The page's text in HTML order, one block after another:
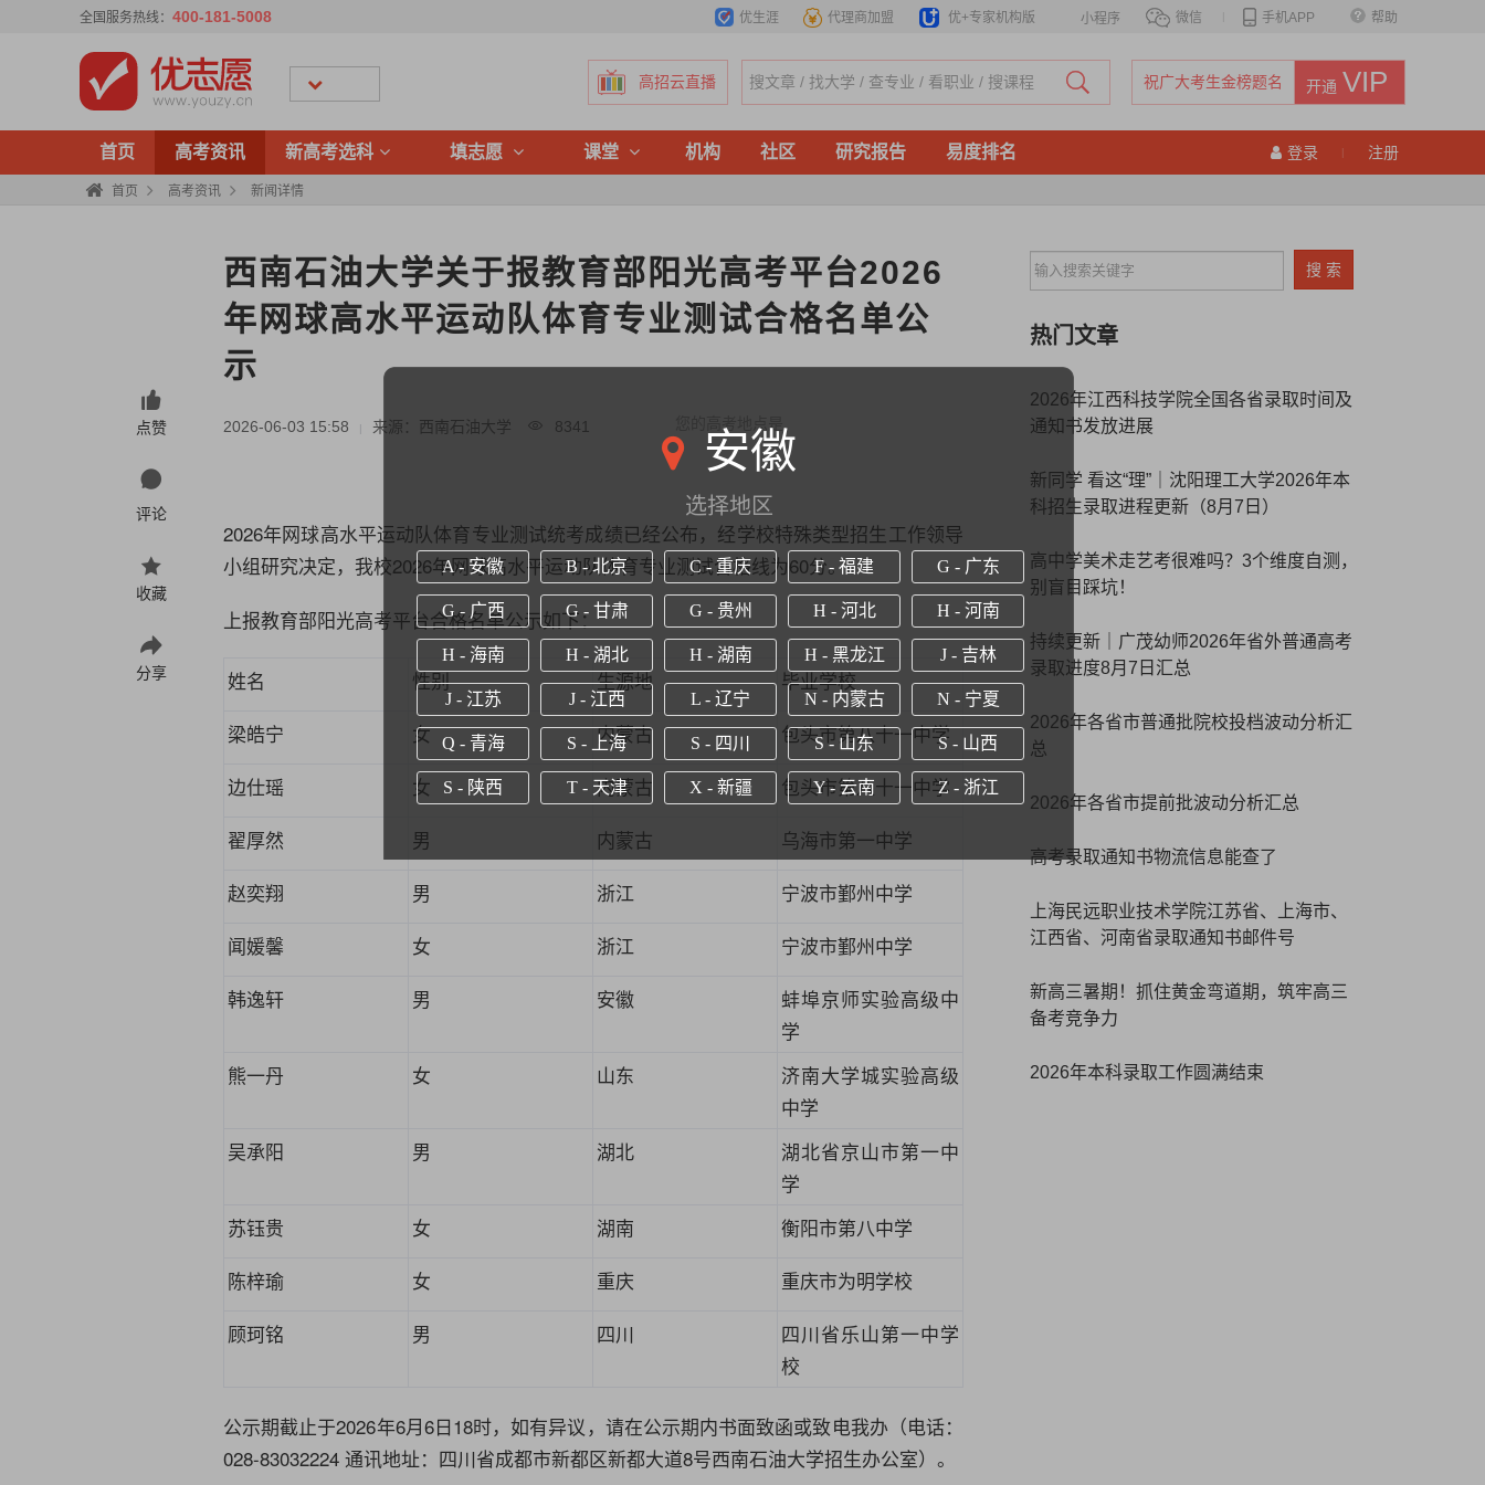
帮助
手机APP
微信
小程序
优+专家机构版
代理商加盟
优生涯
全国服务热线： 400-181-5008
祝广大考生金榜题名 开通 VIP
高招云直播
首页 高考资讯 新高考选科 填志愿 课堂 机构 社区 研究报告 易度排名 登录 | 注册
首页 高考资讯 新闻详情
点赞
评论
收藏
分享
西南石油大学关于报教育部阳光高考平台2026
年网球高水平运动队体育专业测试合格名单公
示
2026-06-03 15:58 | 来源：西南石油大学 8341
2026年网球高水平运动队体育专业测试统考成绩已经公布，经学校特殊类型招生工作领导
小组研究决定，我校2026年网球高水平运动队体育专业测试合格线为60分。
上报教育部阳光高考平台合格名单公示如下：
姓名 性别 生源地 毕业学校
梁皓宁
女 内蒙古
包头市第八十一中学
边仕瑶
女 内蒙古
包头市第八十一中学
翟厚然
男 内蒙古
乌海市第一中学
赵奕翔
男 浙江 宁波市鄞州中学
闻媛馨
女 浙江 宁波市鄞州中学
韩逸轩
男 安徽
蚌埠京师实验高级中
学
熊一丹 女 山东
济南大学城实验高级
中学
吴承阳
男 湖北 湖北省京山市第一中
学
苏钰贵
女 湖南
衡阳市第八中学
陈梓瑜
女 重庆 重庆市为明学校
顾珂铭
男 四川
四川省乐山第一中学
校
公示期截止于2026年6月6日18时，如有异议，请在公示期内书面致函或致电我办（电话：
028-83032224 通讯地址：四川省成都市新都区新都大道8号西南石油大学招生办公室）。
热门文章
2026年江西科技学院全国各省录取时间及
通知书发放进展
新同学 看这“理”｜沈阳理工大学2026年本
科招生录取进程更新（8月7日）
高中学美术走艺考很难吗？3个维度自测，
别盲目踩坑！
持续更新｜广茂幼师2026年省外普通高考
录取进度8月7日汇总
2026年各省市普通批院校投档波动分析汇
总
2026年各省市提前批波动分析汇总
高考录取通知书物流信息能查了
上海民远职业技术学院江苏省、上海市、
江西省、河南省录取通知书邮件号
新高三暑期！抓住黄金弯道期，筑牢高三
备考竞争力
2026年本科录取工作圆满结束
安徽
选择地区
A - 安徽 B - 北京 C - 重庆 F - 福建 G - 广东
G - 广西 G - 甘肃 G - 贵州 H - 河北 H - 河南
H - 海南 H - 湖北 H - 湖南 H - 黑龙江 J - 吉林
J - 江苏 J - 江西 L - 辽宁 N - 内蒙古 N - 宁夏
Q - 青海 S - 上海 S - 四川 S - 山东 S - 山西
S - 陕西 T - 天津 X - 新疆 Y - 云南 Z - 浙江